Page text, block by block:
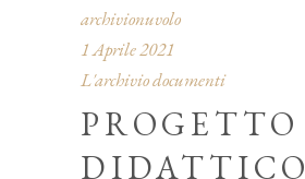
archivionuvolo
1 Aprile 2021
L'archivio documenti
PROGETTO
DIDATTICO